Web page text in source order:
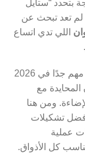
بتحدد “ستايل
لم تعد تبحث عن
اللي تدي اتساع
علاوة على ذلك، تنوع الألوان في الأثاث أصبح مهم جدًا في 2026
المحايدة مع
ومن هنا
تشكيلات
عملية
كل الأذواق.